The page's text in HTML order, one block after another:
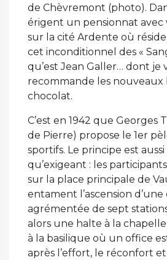
de Chèvremont (photo).
érigent un pensionnat
sur la cité Ardente où
cet inconditionnel des «
qu’est Jean Galler… dont je
recommande les nouveaux
chocolat.
C’est en 1942 que Georges
de Pierre) propose le 1er
sportifs. Le principe est
qu’exigeant : les
sur la place principale de
entament l’ascension d’une
agrémentée de sept
alors une halte à la
à la basilique où un office
après l’effort, le réconfort